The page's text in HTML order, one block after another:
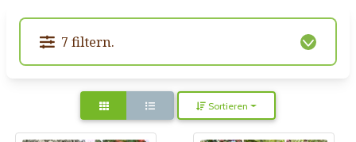
7 filtern.
Sortieren